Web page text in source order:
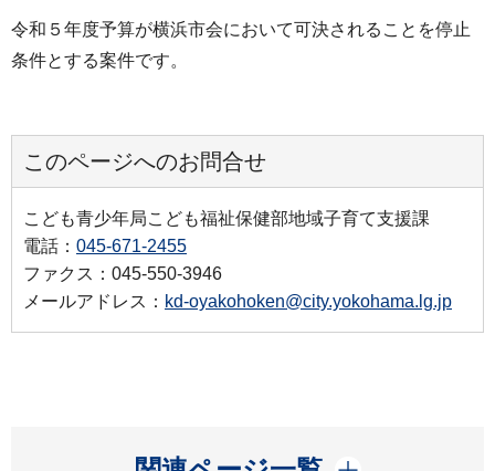
令和５年度予算が横浜市会において可決されることを停止
条件とする案件です。
このページへのお問合せ
こども青少年局こども福祉保健部地域子育て支援課
電話： 045-671-2455
ファクス：045-550-3946
メールアドレス： kd-oyakohoken@city.yokohama.lg.jp
開く